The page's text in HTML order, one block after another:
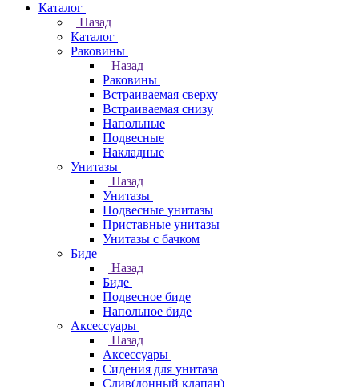
Каталог
Назад
Каталог
Раковины
Назад
Раковины
Встраиваемая сверху
Встраиваемая снизу
Напольные
Подвесные
Накладные
Унитазы
Назад
Унитазы
Подвесные унитазы
Приставные унитазы
Унитазы с бачком
Биде
Назад
Биде
Подвесное биде
Напольное биде
Аксессуары
Назад
Аксессуары
Сидения для унитаза
Слив(донный клапан)